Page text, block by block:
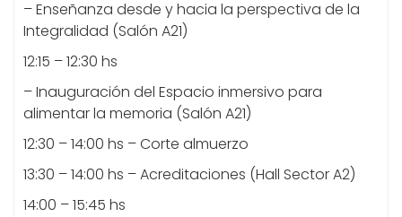
– Enseñanza desde y hacia la perspectiva de la
Integralidad (Salón A21)
12:15 – 12:30 hs
– Inauguración del Espacio inmersivo para
alimentar la memoria (Salón A21)
12:30 – 14:00 hs – Corte almuerzo
13:30 – 14:00 hs – Acreditaciones (Hall Sector A2)
14:00 – 15:45 hs